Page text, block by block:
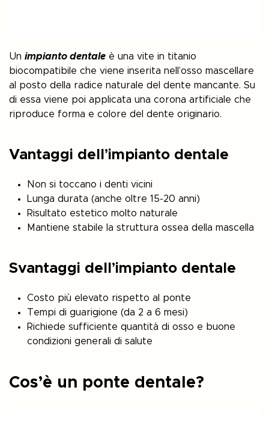
Un impianto dentale è una vite in titanio
biocompatibile che viene inserita nell’osso mascellare
al posto della radice naturale del dente mancante. Su
di essa viene poi applicata una corona artificiale che
riproduce forma e colore del dente originario.
Vantaggi dell’impianto dentale
Non si toccano i denti vicini
Lunga durata (anche oltre 15-20 anni)
Risultato estetico molto naturale
Mantiene stabile la struttura ossea della mascella
Svantaggi dell’impianto dentale
Costo più elevato rispetto al ponte
Tempi di guarigione (da 2 a 6 mesi)
Richiede sufficiente quantità di osso e buone
condizioni generali di salute
Cos’è un ponte dentale?